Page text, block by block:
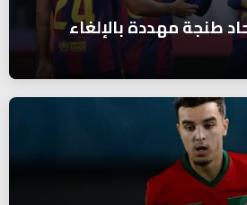
طنجة مهددة بالإلغاء